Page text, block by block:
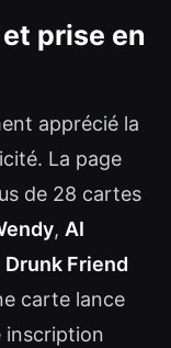
prise en
apprécié la
La page
de 28 cartes
, AI
Drunk Friend
carte lance
inscription